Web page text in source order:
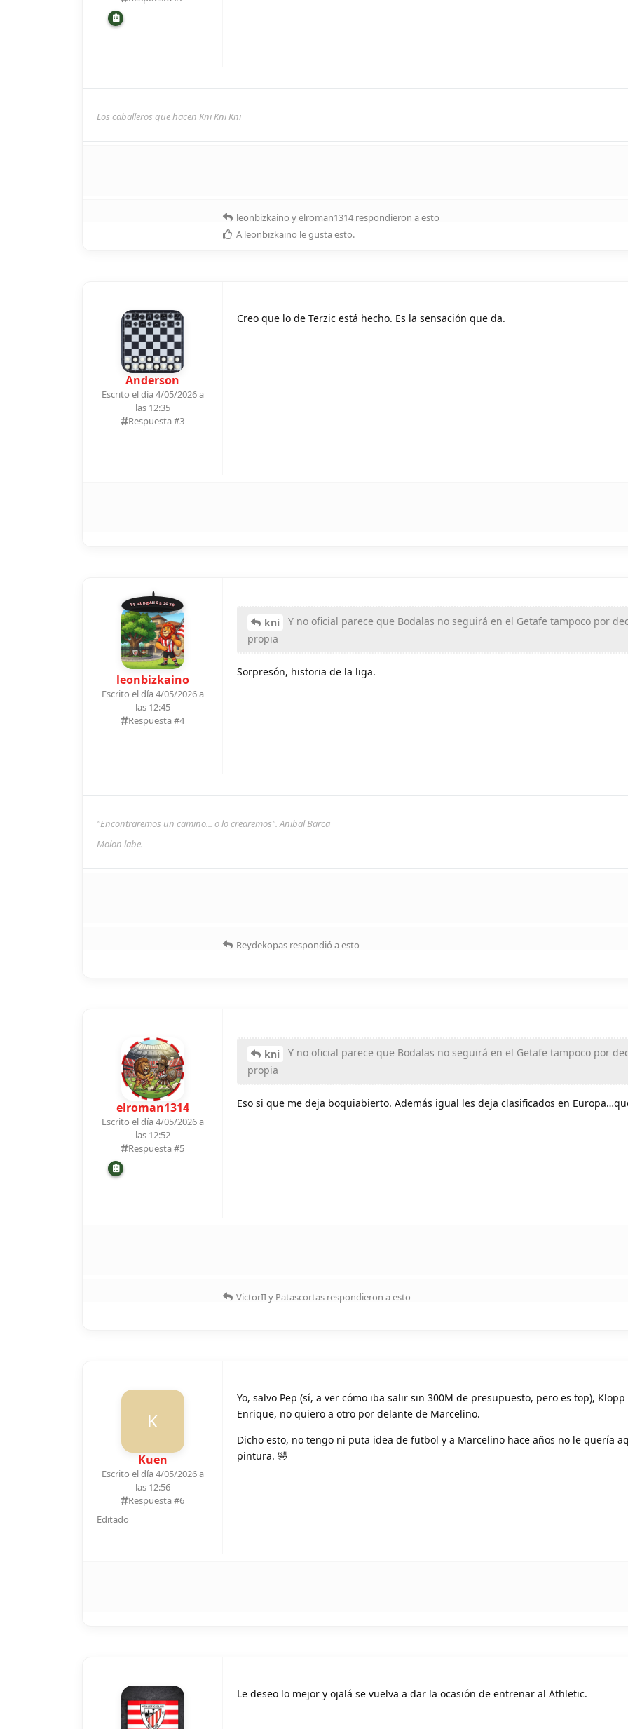
Los caballeros que hacen Kni Kni Kni
leonbizkaino yelroman1314 respondieron a esto
A leonbizkaino le gusta esto.
Anderson
Escrito el día 4/05/2026 a
las 12:35
Respuesta #3
Creo que lo de Terzic está hecho. Es la sensación que da.
11 ALDEANOS 2026
leonbizkaino
Escrito el día 4/05/2026 a
las 12:45
Respuesta #4
kni
Y no oficial parece que Bodalas no seguirá en el Getafe tampoco por
propia
Sorpresón, historia de la liga.
"Encontraremos un camino... o lo crearemos". Anibal Barca
Molon labe.
Reydekopas respondió a esto
elroman1314
Escrito el día 4/05/2026 a
las 12:52
Respuesta #5
kni
Y no oficial parece que Bodalas no seguirá en el Getafe tampoco por
propia
Eso si que me deja boquiabierto. Además igual les deja clasificados en
VictorIIy Patascortas respondieron a esto
K
Kuen
Escrito el día 4/05/2026 a
las 12:56
Respuesta #6
Editado
Yo, salvo Pep (sí, a ver cómo iba salir sin 300M de presupuesto, pero es top), Klopp
Enrique, no quiero a otro por delante de Marcelino.
Dicho esto, no tengo ni puta idea de futbol y a Marcelino hace años no le quería
pintura. 🤣
Le deseo lo mejor y ojalá se vuelva a dar la ocasión de entrenar al Athletic.